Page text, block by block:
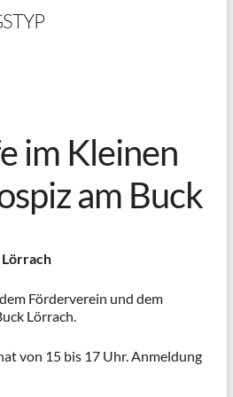
im Kleinen
am Buck
Förderverein und dem
Lörrach.
von 15 bis 17 Uhr. Anmeldung